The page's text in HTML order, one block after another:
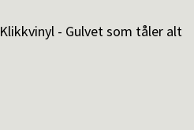
Klikkvinyl - Gulvet som tåler alt